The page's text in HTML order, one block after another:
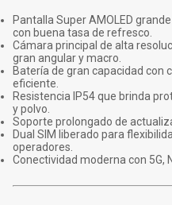
Pantalla Super AMOLED
con buena tasa de refresco.
Cámara principal de alta
gran angular y macro.
Batería de gran capacidad con
eficiente.
Resistencia IP54 que brinda
y polvo.
Soporte prolongado de
Dual SIM liberado para
operadores.
Conectividad moderna con 5G,